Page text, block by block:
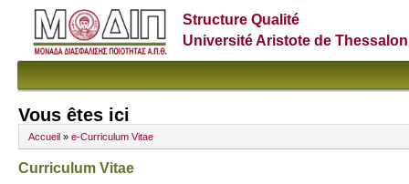
Structure Qualité
Université Aristote de
Vous êtes ici
Accueil » e-Curriculum Vitae
Curriculum Vitae